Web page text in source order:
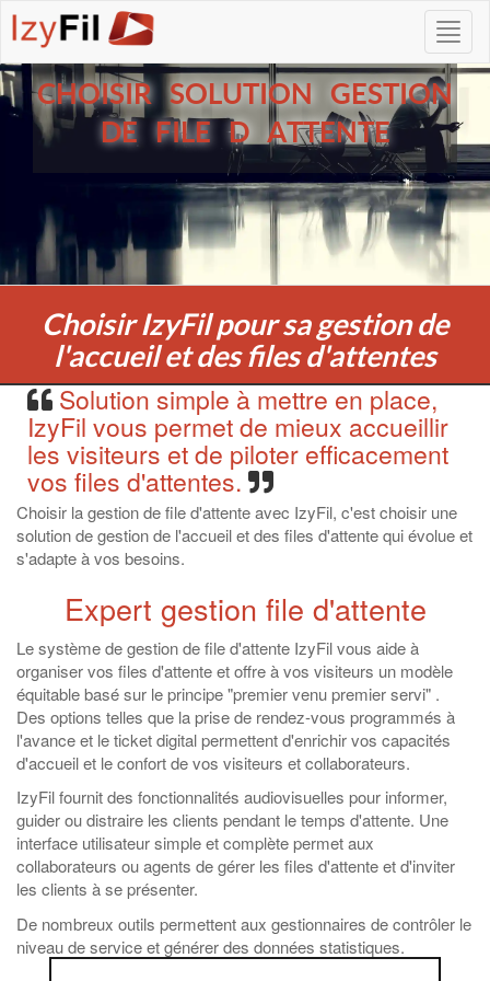
CHOISIR SOLUTION GESTION
DE FILE D ATTENTE
Choisir IzyFil pour sa gestion de
l'accueil et des files d'attentes
Solution simple à mettre en place,
IzyFil vous permet de mieux accueillir
les visiteurs et de piloter efficacement
vos files d'attentes.
Choisir la gestion de file d'attente avec IzyFil, c'est choisir une
solution de gestion de l'accueil et des files d'attente qui évolue et
s'adapte à vos besoins.
Expert gestion file d'attente
Le système de gestion de file d'attente IzyFil vous aide à
organiser vos files d'attente et offre à vos visiteurs un modèle
équitable basé sur le principe "premier venu premier servi" .
Des options telles que la prise de rendez-vous programmés à
l'avance et le ticket digital permettent d'enrichir vos capacités
d'accueil et le confort de vos visiteurs et collaborateurs.
IzyFil fournit des fonctionnalités audiovisuelles pour informer,
guider ou distraire les clients pendant le temps d'attente. Une
interface utilisateur simple et complète permet aux
collaborateurs ou agents de gérer les files d'attente et d'inviter
les clients à se présenter.
De nombreux outils permettent aux gestionnaires de contrôler le
niveau de service et générer des données statistiques.